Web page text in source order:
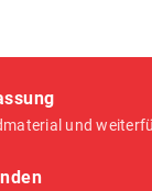
und